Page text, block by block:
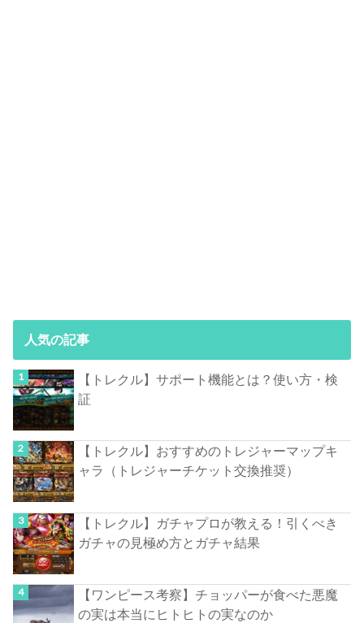
人気の記事
【トレクル】サポート機能とは？使い方・検
証
【トレクル】おすすめのトレジャーマップキ
ャラ（トレジャーチケット交換推奨）
【トレクル】ガチャプロが教える！引くべき
ガチャの見極め方とガチャ結果
【ワンピース考察】チョッパーが食べた悪魔
の実は本当にヒトヒトの実なのか